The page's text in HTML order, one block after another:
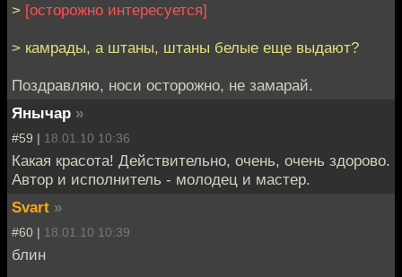
> [осторожно интересуется]
> камрады, а штаны, штаны белые еще выдают?
Поздравляю, носи осторожно, не замарай.
Янычар »
#59 | 18.01.10 10:36
Какая красота! Действительно, очень, очень здорово.
Автор и исполнитель - молодец и мастер.
Svart »
#60 | 18.01.10 10:39
блин